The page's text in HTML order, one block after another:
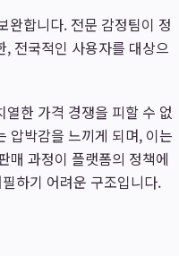
완합니다. 전문 감정팀이 정
전국적인 사용자를 대상으
한 가격 경쟁을 피할 수 없
압박감을 느끼게 되며, 이는
매 과정이 플랫폼의 정책에
하기 어려운 구조입니다.